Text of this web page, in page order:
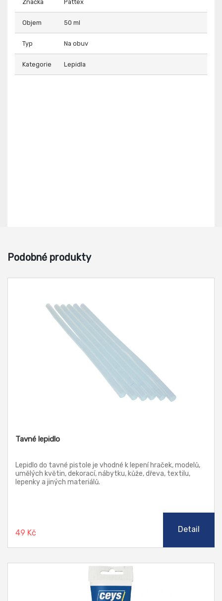
Značka Pattex
Objem 50 ml
Typ Na obuv
Kategorie Lepidla
Podobné produkty
Tavné lepidlo
Lepidlo do tavné pistole je vhodné k lepení hraček, modelů,
umělých květin, dekorací, nábytku, kůže, dřeva, textilu,
lepenky a jiných materiálů.
49 Kč Detail